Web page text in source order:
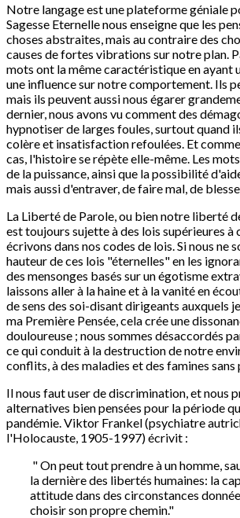
Notre langage est une plateforme géniale
Sagesse Eternelle nous enseigne que les
choses abstraites, mais au contraire des
causes de fortes vibrations sur notre plan.
mots ont la même caractéristique en ayant
une influence sur notre comportement. Ils
mais ils peuvent aussi nous égarer
dernier, nous avons vu comment des
hypnotiser de larges foules, surtout quand
colère et insatisfaction refoulées. Et
cas, l'histoire se répète elle-même. Les
de la puissance, ainsi que la possibilité
mais aussi d'entraver, de faire mal, de
La Liberté de Parole, ou bien notre liberté
est toujours sujette à des lois supérieures à
écrivons dans nos codes de lois. Si nous ne
hauteur de ces lois "éternelles" en les
des mensonges basés sur un égotisme
laissons aller à la haine et à la vanité en
de sens des soi-disant dirigeants auxquels
ma Première Pensée, cela crée une
douloureuse ; nous sommes désaccordés
ce qui conduit à la destruction de notre
conflits, à des maladies et des famines sans
Il nous faut user de discrimination, et nous
alternatives bien pensées pour la période
pandémie. Viktor Frankel (psychiatre
l'Holocauste, 1905-1997) écrivit :
" On peut tout prendre à un homme,
la dernière des libertés humaines: la
attitude dans des circonstances
choisir son propre chemin."